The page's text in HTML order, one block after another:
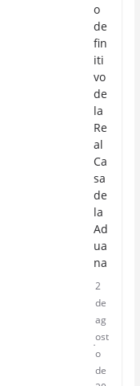
o
de
fin
iti
vo
de
la
Re
al
Ca
sa
de
la
Ad
ua
na
2
de
ag
ost
o
de